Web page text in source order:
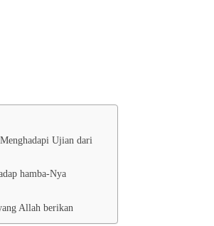
Ujian dari
hamba-Nya
Allah berikan